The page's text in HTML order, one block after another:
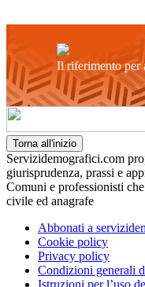
Il riferimento per
Torna all'inizio
Servizidemografici.com
giurisprudenza, prassi e
Comuni e professionisti
civile ed anagrafe
Abbonati a
Cookie policy
Privacy policy
Condizioni generali